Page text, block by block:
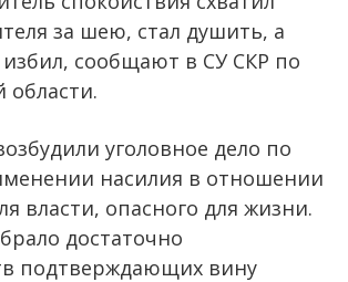
за шею, стал душить, а
сообщают в СУ СКР по
области.
уголовное дело по
насилия в отношении
власти, опасного для жизни.
достаточно
подтверждающих вину